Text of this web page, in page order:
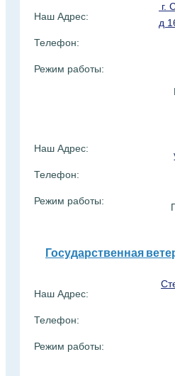
Наш Адрес:
Телефон:
Режим работы:
г.
д
Наш Адрес:
Телефон:
Режим работы:
Государственная
Наш Адрес:
Телефон:
Режим работы: